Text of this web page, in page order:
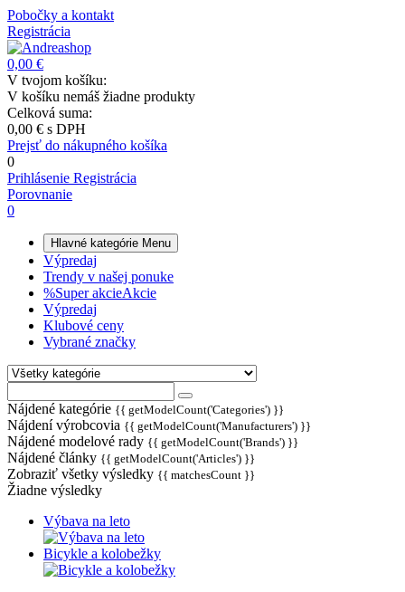
Pobočky a kontakt
Registrácia
0,00 €
V tvojom košíku:
V košíku nemáš žiadne produkty
Celková suma:
0,00 € s DPH
Prejsť do nákupného košíka
0
Prihlásenie Registrácia
Porovnanie
0
Hlavné kategórie Menu
Výpredaj
Trendy v našej ponuke
%Super akcieAkcie
Výpredaj
Klubové ceny
Vybrané značky
Nájdené kategórie {{ getModelCount('Categories') }}
Nájdení výrobcovia {{ getModelCount('Manufacturers') }}
Nájdené modelové rady {{ getModelCount('Brands') }}
Nájdené články {{ getModelCount('Articles') }}
Zobraziť všetky výsledky {{ matchesCount }}
Žiadne výsledky
Výbava na leto
Bicykle a kolobežky